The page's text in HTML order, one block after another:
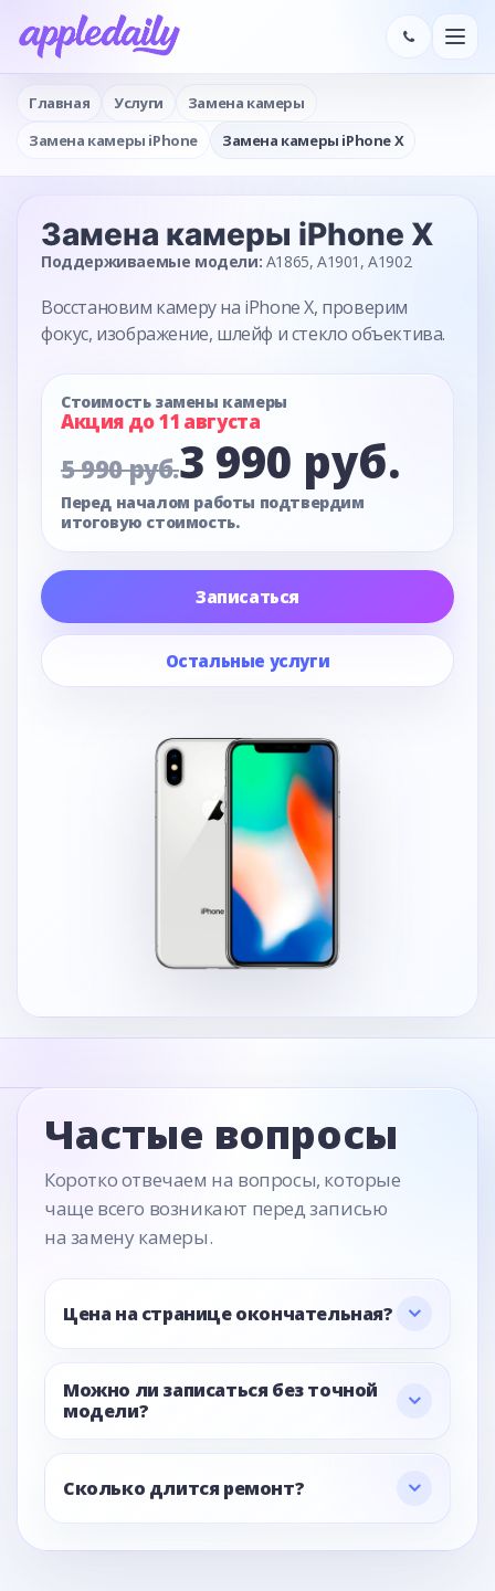
Главная Услуги
Замена камеры
Замена камеры iPhone
Замена камеры iPhone X
Замена камеры iPhone X
Поддерживаемые модели: A1865, A1901, A1902
Восстановим камеру на iPhone X, проверим
фокус, изображение, шлейф и стекло объектива.
Стоимость замены камеры
Акция до 11 августа
5 990 руб.3 990 руб.
Перед началом работы подтвердим
итоговую стоимость.
Записаться
Остальные услуги
Частые вопросы
Коротко отвечаем на вопросы, которые
чаще всего возникают перед записью
на замену камеры.
Цена на странице окончательная?
Можно ли записаться без точной
модели?
Сколько длится ремонт?